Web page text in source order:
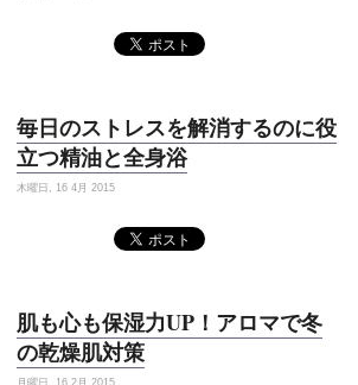
毎日のストレスを解消するのに役
立つ精油と全身浴
木曜日, 16 4月 2015
肌も心も保湿力UP！アロマで冬
の乾燥肌対策